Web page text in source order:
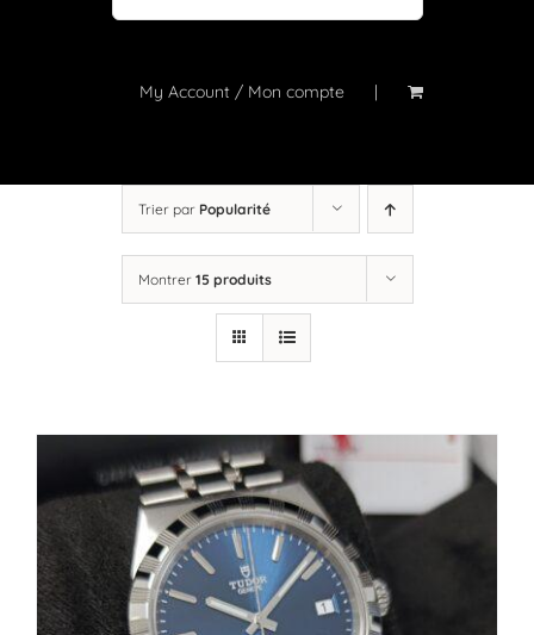
À propos
Blog
My Account / Mon compte
Trier par Popularité
Montrer 15 produits